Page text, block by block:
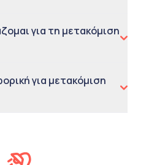
για τη μετακόμιση
για μετακόμιση